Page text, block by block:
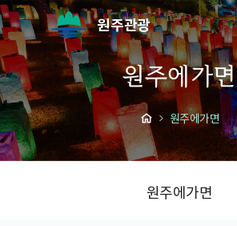
원주관광
원주에가면
원주에가면
원주에가면